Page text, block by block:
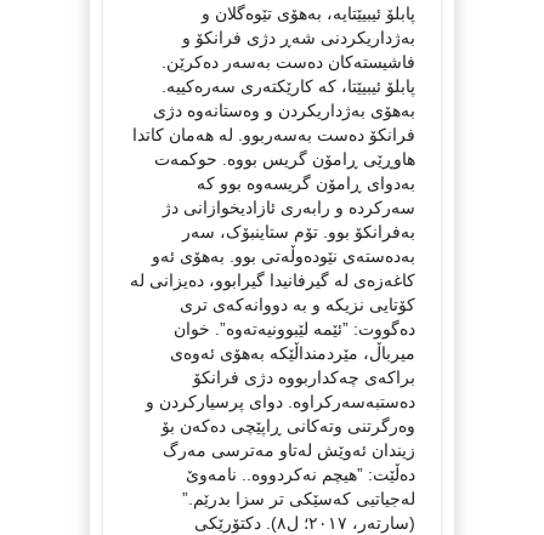
پابلۆ ئیبیێتایە، بەهۆی تێوەگلان و
بەژداریکردنی شەڕ دژی فرانکۆ و
فاشیستەکان دەست بەسەر دەکرێن.
پابلۆ ئیبیێتا، کە کارێکتەری سەرەکییە.
بەهۆی بەژداریکردن و وەستانەوە دژی
فرانکۆ دەست بەسەربوو. لە هەمان کاتدا
هاوڕێی ڕامۆن گریس بووە. حوکمەت
بەدوای ڕامۆن گریسەوە بوو کە
سەرکردە و رابەری ئازادیخوازانی دژ
بەفرانکۆ بوو. تۆم ستاینبۆک، سەر
بەدەستەی نێودەوڵەتی بوو. بەهۆی ئەو
کاغەزەی لە گیرفانیدا گیرابوو، دەیزانی لە
کۆتایی نزیکە و بە دووانەکەی تری
دەگووت: ”ئێمە لێبوونیەتەوە”. خوان
میرباڵ، مێردمنداڵێکە بەهۆی ئەوەی
براکەی چەکداربووە دژی فرانکۆ
دەستبەسەرکراوە. دوای پرسیارکردن و
وەرگرتنی وتەکانی ڕاپێچی دەکەن بۆ
زیندان ئەوێش لەتاو مەترسی مەرگ
دەڵێت: ”هیچم نەکردووە.. نامەوێ
لەجیاتیی کەسێکی تر سزا بدرێم.”
(سارتەر، ٢٠١٧؛ ل٨). دکتۆرێکی